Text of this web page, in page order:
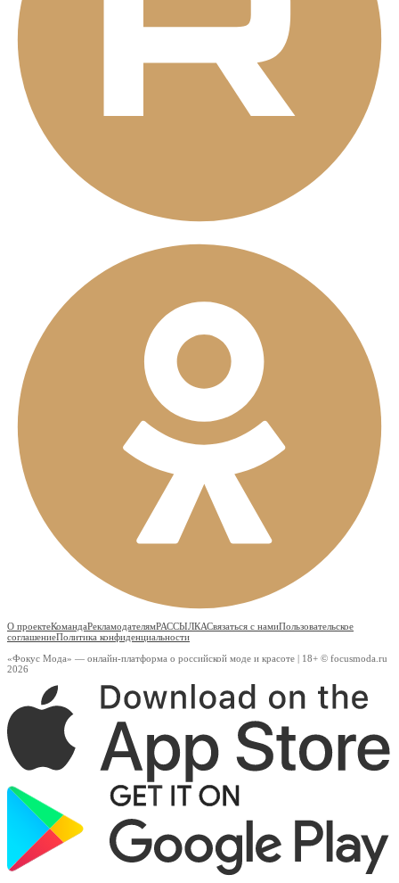
О проектеКомандаРекламодателямРАССЫЛКАСвязаться с намиПользовательское
соглашениеПолитика конфиденциальности
«Фокус Мода» — онлайн-платформа о российской моде и красоте | 18+ © focusmoda.ru
2026